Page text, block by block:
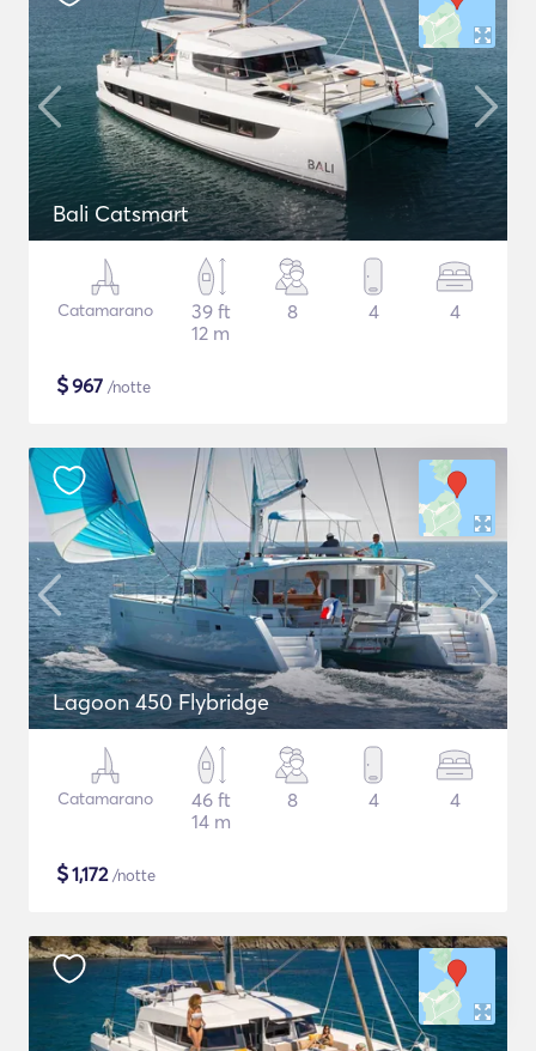
Bali Catsmart
Catamarano
39 ft
12 m
8 4 4
$967 /notte
Lagoon 450 Flybridge
Catamarano
46 ft
14 m
8 4 4
$1,172/notte